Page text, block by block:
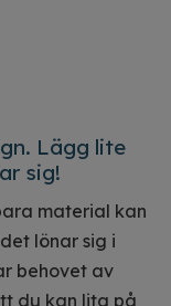
Lägg lite
sig!
material kan
lönar sig i
behovet av
du kan lita på